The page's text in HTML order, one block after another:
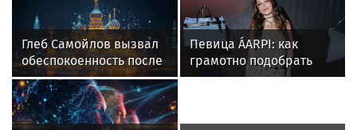
Глеб Самойлов вызвал
обеспокоенность после
концерта в Москве
Певица ÁARPI: как
грамотно подобрать
гардероб для